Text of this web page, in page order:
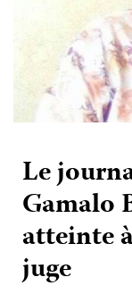
Le
Gamalo
atteinte
juge